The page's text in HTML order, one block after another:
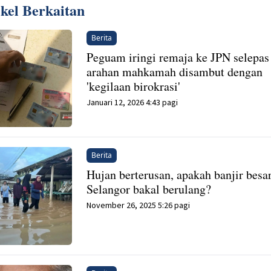
Berkaitan
Berita
Peguam iringi remaja ke JPN selepas
arahan mahkamah disambut dengan
'kegilaan birokrasi'
Januari 12, 2026 4:43 pagi
Berita
Hujan berterusan, apakah banjir
Selangor bakal berulang?
November 26, 2025 5:26 pagi